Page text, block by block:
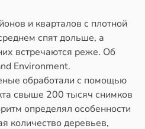
и кварталов с плотной
спят дольше, а
встречаются реже. Об
Environment.
обработали с помощью
свыше 200 тысяч снимков
определял особенности
количество деревьев,